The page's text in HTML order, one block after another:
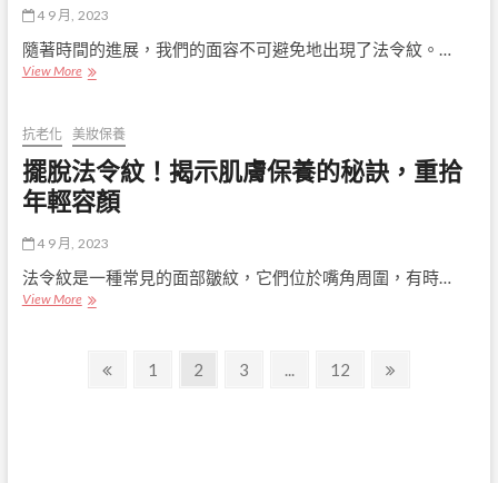
法
令
紋
令
紋
的
醫
命
4 9 月, 2023
隨著時間的進展，我們的面容不可避免地出現了法令紋。…
View More法
不
再
煩
惱！
探
消
除
法
令
抗老化 美妝保養
擺脫法令紋！揭示肌膚保養的秘訣，重拾
年輕容顏
4 9 月, 2023
法令紋是一種常見的面部皺紋，它們位於嘴角周圍，有時…
View More擺
紋！ Previous
Page
1 Page
2 Page
3 ... Page
12
Next